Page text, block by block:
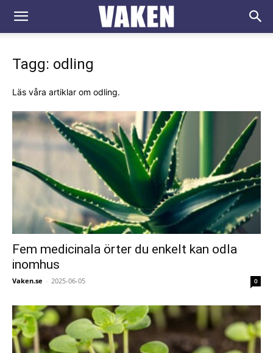
VAKEN.se
Tagg: odling
Läs våra artiklar om odling.
Fem medicinala örter du enkelt kan odla
inomhus
Vaken.se - 2025-06-05 0